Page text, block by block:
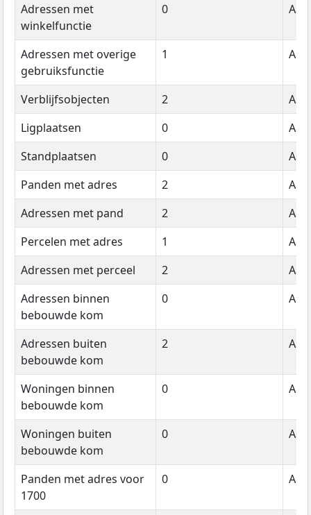
Adressen met
winkelfunctie
0
Adressen met overige
gebruiksfunctie
1
Verblijfsobjecten 2
Ligplaatsen
0
Standplaatsen
0
Panden met adres
2
Adressen met pand
2
Percelen met adres
1
Adressen met perceel
2
Adressen binnen
bebouwde kom
0
Adressen buiten
bebouwde kom
2
Woningen binnen
bebouwde kom
0
Woningen buiten
bebouwde kom
0
Panden met adres voor
1700
0